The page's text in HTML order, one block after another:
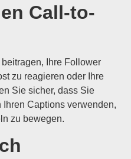
Call-to-
Ihre Follower
zu reagieren oder Ihre
Sie sicher, dass Sie
Captions verwenden,
zu bewegen.